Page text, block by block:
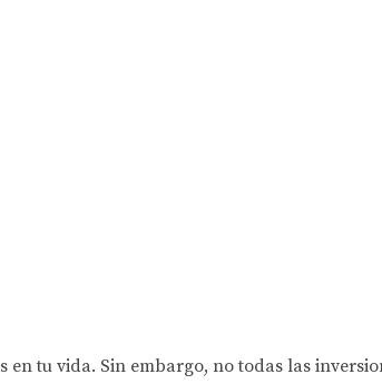
tu vida. Sin embargo, no todas las